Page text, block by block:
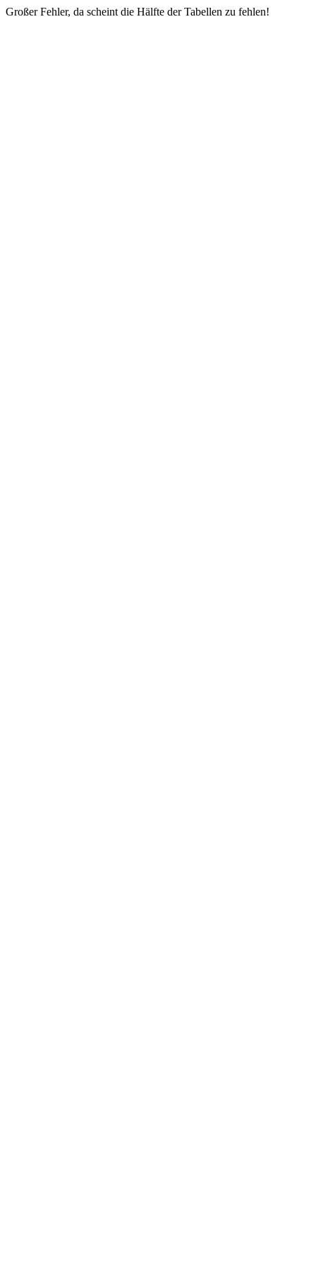
Großer Fehler, da scheint die Hälfte der Tabellen zu fehlen!